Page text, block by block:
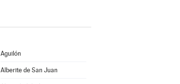
Aguilón
Alberite de San Juan